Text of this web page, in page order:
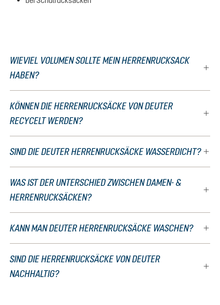
WIEVIEL VOLUMEN SOLLTE MEIN HERRENRUCKSACK
HABEN?
KÖNNEN DIE HERRENRUCKSÄCKE VON DEUTER
RECYCELT WERDEN?
SIND DIE DEUTER HERRENRUCKSÄCKE WASSERDICHT?
WAS IST DER UNTERSCHIED ZWISCHEN DAMEN- &
HERRENRUCKSÄCKEN?
KANN MAN DEUTER HERRENRUCKSÄCKE WASCHEN?
SIND DIE HERRENRUCKSÄCKE VON DEUTER
NACHHALTIG?